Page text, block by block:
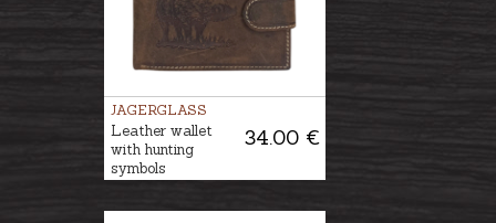
JAGERGLASS
34.00 €
Leather wallet
with hunting
symbols